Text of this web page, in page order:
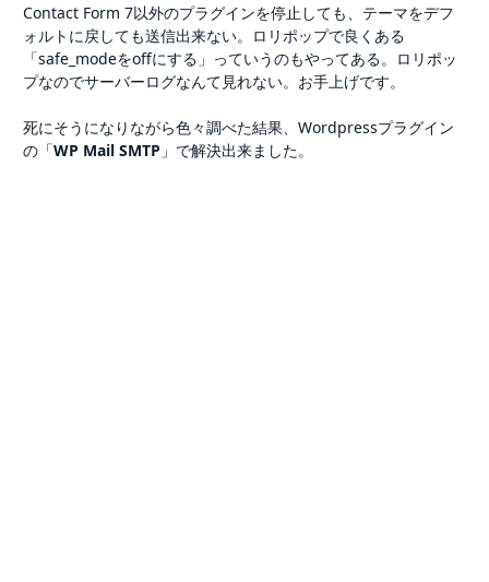
Contact Form 7以外のプラグインを停止しても、テーマをデフ
ォルトに戻しても送信出来ない。ロリポップで良くある
「safe_modeをoffにする」っていうのもやってある。ロリポッ
プなのでサーバーログなんて見れない。お手上げです。
死にそうになりながら色々調べた結果、Wordpressプラグイン
の「WP Mail SMTP 」で解決出来ました。